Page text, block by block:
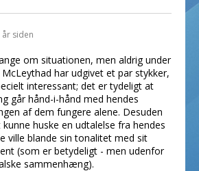
siden
om situationen, men aldrig under
har udgivet et par stykker,
interessant; det er tydeligt at
går hånd-i-hånd med hendes
af dem fungere alene. Desuden
huske en udtalelse fra hendes
ville blande sin tonalitet med sit
(som er betydeligt - men udenfor
sammenhæng).